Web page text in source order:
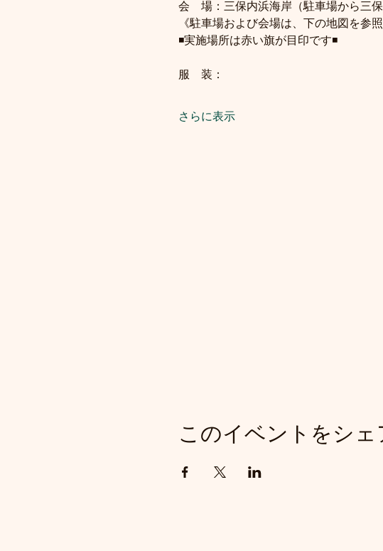
会　場：三保内浜海岸（駐車場から三
《駐車場および会場は、下の地図を参
◾️実施場所は赤い旗が目印です◾️
服　装：
さらに表示
このイベントをシェ